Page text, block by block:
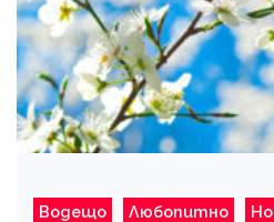
Водещо Любопитно